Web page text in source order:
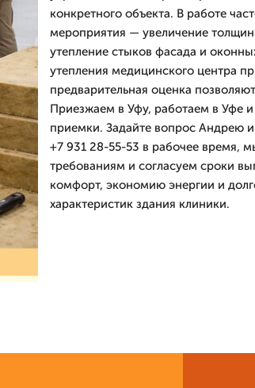
конкретного объекта. В работе
мероприятия — увеличение
утепление стыков фасада и
утепления медицинского центра
предварительная оценка
Приезжаем в Уфу, работаем в Уфе
приемки. Задайте вопрос Андрею
+7 931 28-55-53 в рабочее время,
требованиям и согласуем сроки
комфорт, экономию энергии и
характеристик здания клиники.